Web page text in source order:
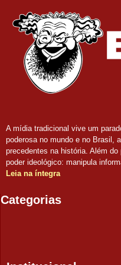
A mídia tradicional vive um
poderosa no mundo e no Brasil,
precedentes na história. Além
poder ideológico: manipula
Leia na íntegra
Categorias